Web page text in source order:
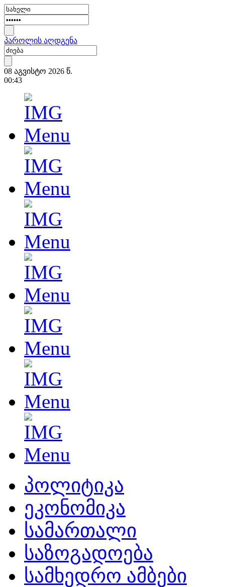
პაროლის აღდგენა
08 აგვისტო 2026 წ.
00:43
პოლიტიკა
ეკონომიკა
სამართალი
საზოგადოება
სამხედრო ამბები